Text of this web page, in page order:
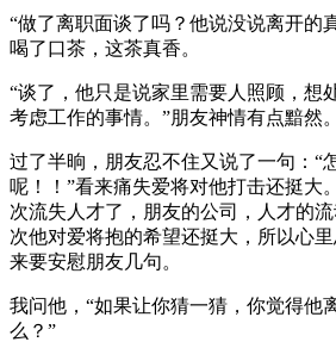
“做了离职面谈了吗？他说没说离开的
喝了口茶，这茶真香。
“谈了，他只是说家里需要人照顾，想
考虑工作的事情。”朋友神情有点黯然。
过了半晌，朋友忍不住又说了一句：“
呢！！”看来痛失爱将对他打击还挺大
次流失人才了，朋友的公司，人才的
次他对爱将抱的希望还挺大，所以心
来要安慰朋友几句。
我问他，“如果让你猜一猜，你觉得他
么？”